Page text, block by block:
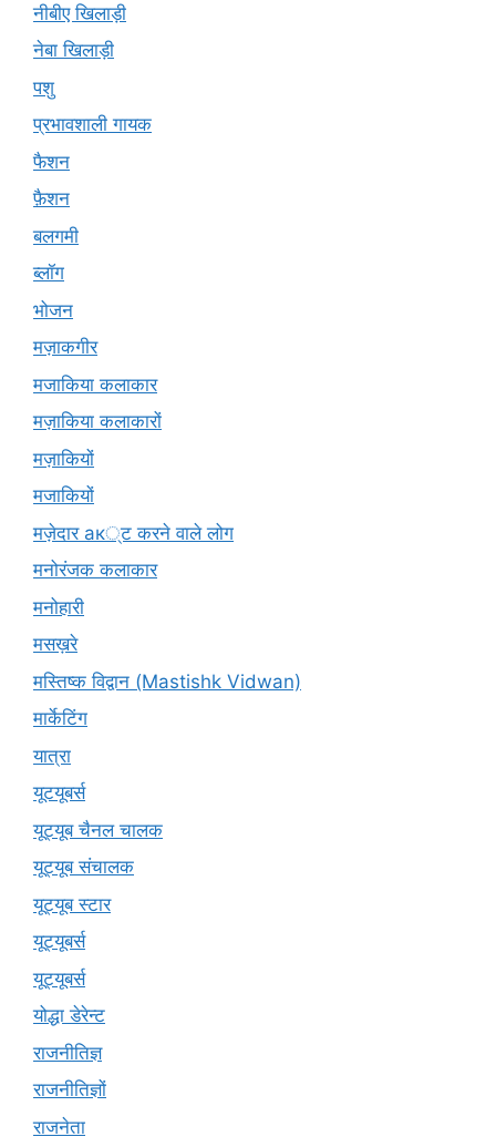
नीबीए खिलाड़ी
नेबा खिलाड़ी
पशु
प्रभावशाली गायक
फैशन
फ़ैशन
बलगमी
ब्लॉग
भोजन
मज़ाकगीर
मजाकिया कलाकार
मज़ाकिया कलाकारों
मज़ाकियों
मजाकियों
मज़ेदार ак्ट करने वाले लोग
मनोरंजक कलाकार
मनोहारी
मसख़रे
मस्तिष्क विद्वान (Mastishk Vidwan)
मार्केटिंग
यात्रा
यूटयूबर्स
यूट्यूब चैनल चालक
यूट्यूब संचालक
यूट्यूब स्टार
यूट्‍यूबर्स
यूट्यूबर्स
योद्धा डेरेन्ट
राजनीतिज्ञ
राजनीतिज्ञों
राजनेता